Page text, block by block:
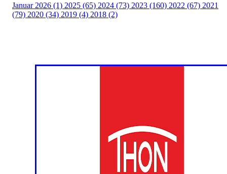
Januar 2026 (1) 2025 (65) 2024 (73) 2023 (160) 2022 (67) 2021
(79) 2020 (34) 2019 (4) 2018 (2)